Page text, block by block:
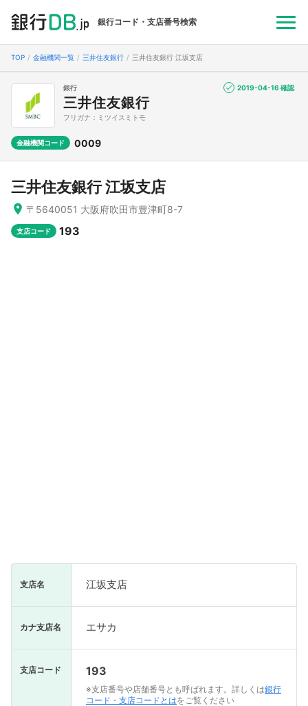
銀行コード・支店番号検索
TOP 金融機関一覧 三井住友銀行 三井住友銀行 江坂支店
銀行
三井住友銀行
フリガナ：ミツイスミトモ
金融機関コード 0009
2019-04-16 確認
三井住友銀行 江坂支店
〒5640051 大阪府吹田市豊津町8-7
支店コード 193
支店名 江坂支店
カナ支店名 エサカ
支店コード 193
※支店番号や店舗番号とも呼ばれます。詳しくは銀行
コード・支店コードとはをご覧ください